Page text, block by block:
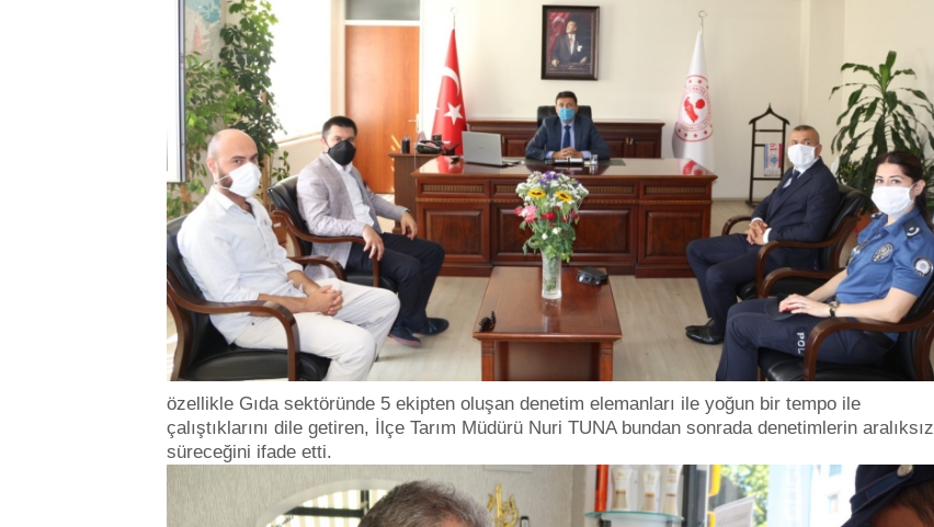
özellikle Gıda sektöründe 5 ekipten oluşan denetim elemanları ile yoğun bir tempo ile
çalıştıklarını dile getiren, İlçe Tarım Müdürü Nuri TUNA bundan sonrada denetimlerin aralıksız
süreceğini ifade etti.